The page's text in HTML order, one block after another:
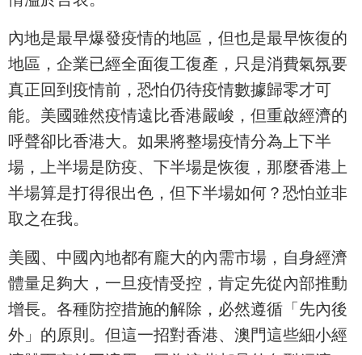
內地是最早爆發疫情的地區，但也是最早恢復的
地區，企業已經全面復工復產，只是消費氣氛要
真正回到疫情前，恐怕仍待疫情數據歸零才可
能。美國雖然疫情遠比香港嚴峻，但重啟經濟的
呼聲卻比香港大。如果將整場疫情分為上下半
場，上半場是防疫、下半場是恢復，那麼香港上
半場算是打得很出色，但下半場如何？恐怕並非
取之在我。
美國、中國內地都有龐大的內需市場，自身經濟
體量足夠大，一旦疫情受控，肯定先從內部推動
增長。各種防控措施的解除，必然遵循「先內後
外」的原則。但這一招對香港、澳門這些細小經